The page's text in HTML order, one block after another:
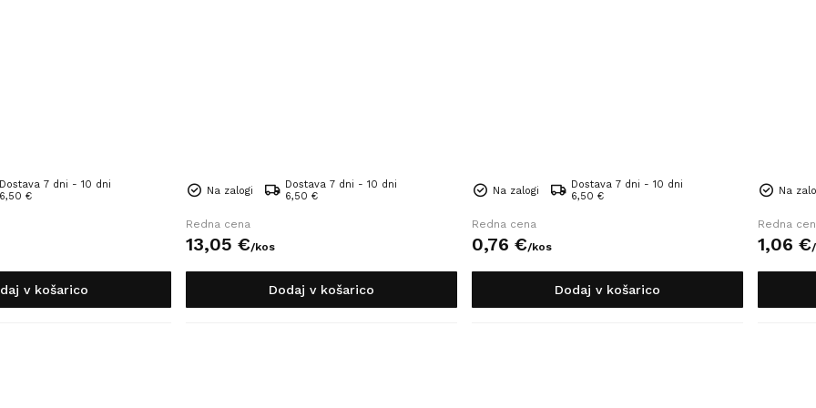
Dostava 7 dni - 10 dni
6,50 €
v košarico
Na zalogi
Dostava 7 dni - 10 dni
6,50 €
Redna cena
13,05 €/kos
Dodaj v košarico
Na zalogi
Dostava 7 dni - 10 dni
6,50 €
Redna cena
0,76 €/kos
Dodaj v košarico
Na
Redna
1,06 €/